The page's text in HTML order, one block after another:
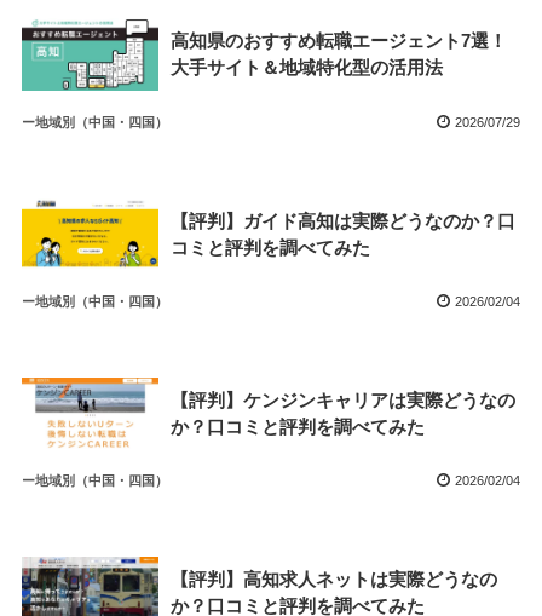
高知県のおすすめ転職エージェント7選！
大手サイト＆地域特化型の活用法
ー地域別（中国・四国） 2026/07/29
【評判】ガイド高知は実際どうなのか？口
コミと評判を調べてみた
ー地域別（中国・四国） 2026/02/04
【評判】ケンジンキャリアは実際どうなの
か？口コミと評判を調べてみた
ー地域別（中国・四国） 2026/02/04
【評判】高知求人ネットは実際どうなの
か？口コミと評判を調べてみた